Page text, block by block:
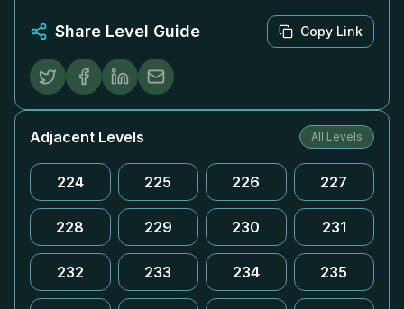
Share Level Guide Copy Link
Adjacent Levels All Levels
224 225 226 227
228 229 230 231
232 233 234 235